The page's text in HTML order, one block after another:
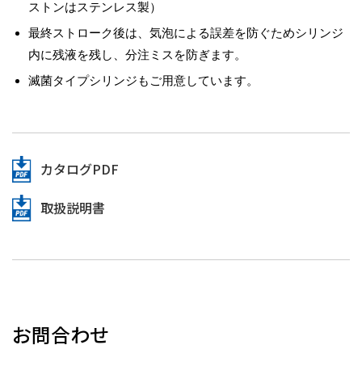
ストンはステンレス製）
最終ストローク後は、気泡による誤差を防ぐためシリンジ
内に残液を残し、分注ミスを防ぎます。
滅菌タイプシリンジもご用意しています。
カタログPDF
取扱説明書
お問合わせ